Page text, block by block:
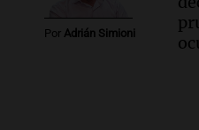
Por Adrián Simioni